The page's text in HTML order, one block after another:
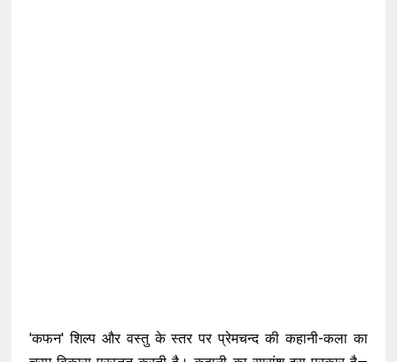
'कफन' शिल्प और वस्तु के स्तर पर प्रेमचन्द की कहानी-कला का